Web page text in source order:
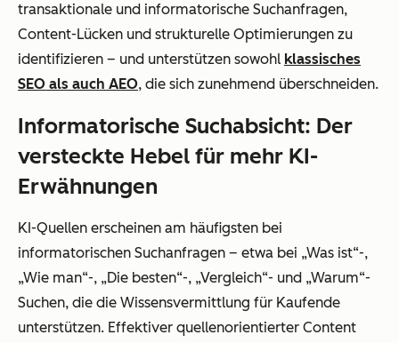
transaktionale und informatorische Suchanfragen,
Content-Lücken und strukturelle Optimierungen zu
identifizieren – und unterstützen sowohl klassisches
SEO als auch AEO, die sich zunehmend überschneiden.
Informatorische Suchabsicht: Der
versteckte Hebel für mehr KI-
Erwähnungen
KI-Quellen erscheinen am häufigsten bei
informatorischen Suchanfragen – etwa bei „Was ist“-,
„Wie man“-, „Die besten“-, „Vergleich“- und „Warum“-
Suchen, die die Wissensvermittlung für Kaufende
unterstützen. Effektiver quellenorientierter Content